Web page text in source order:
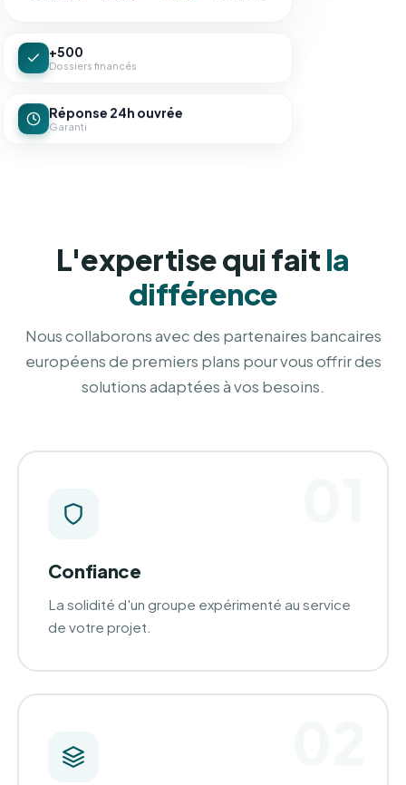
+500
Dossiers financés
Réponse 24h ouvrée
Garanti
L'expertise qui fait la
différence
Nous collaborons avec des partenaires bancaires
européens de premiers plans pour vous offrir des
solutions adaptées à vos besoins.
Confiance
La solidité d'un groupe expérimenté au service
de votre projet.